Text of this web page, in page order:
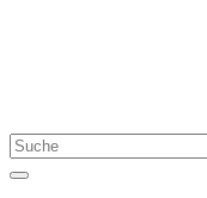
Suchen
nach:
Menü